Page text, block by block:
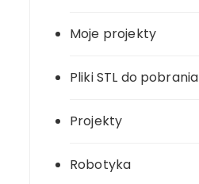
Moje projekty
Pliki STL do pobrania
Projekty
Robotyka